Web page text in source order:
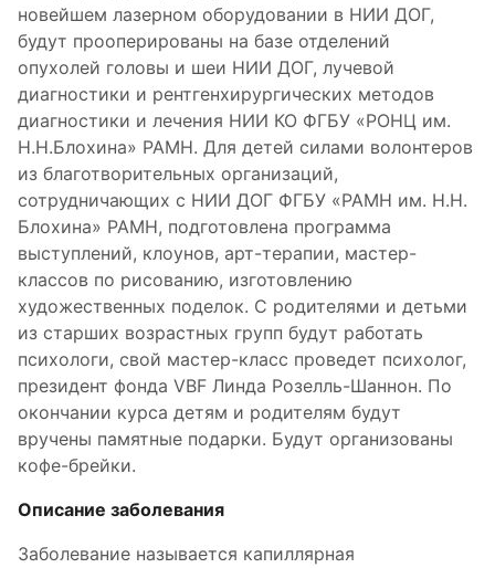
новейшем лазерном оборудовании в НИИ ДОГ,
будут прооперированы на базе отделений
опухолей головы и шеи НИИ ДОГ, лучевой
диагностики и рентгенхирургических методов
диагностики и лечения НИИ КО ФГБУ «РОНЦ им.
Н.Н.Блохина» РАМН. Для детей силами волонтеров
из благотворительных организаций,
сотрудничающих с НИИ ДОГ ФГБУ «РАМН им. Н.Н.
Блохина» РАМН, подготовлена программа
выступлений, клоунов, арт-терапии, мастер-
классов по рисованию, изготовлению
художественных поделок. С родителями и детьми
из старших возрастных групп будут работать
психологи, свой мастер-класс проведет психолог,
президент фонда VBF Линда Розелль-Шаннон. По
окончании курса детям и родителям будут
вручены памятные подарки. Будут организованы
кофе-брейки.
Описание заболевания
Заболевание называется капиллярная